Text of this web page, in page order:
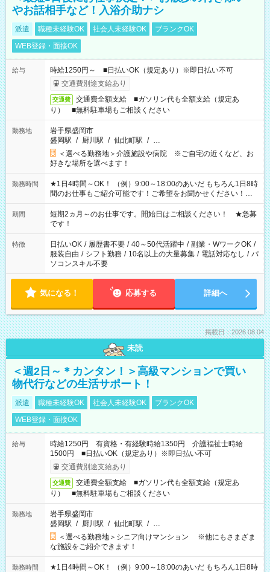
やお話相手など！入浴介助ナシ
派遣 職種未経験OK 社会人未経験OK
ブランクOK
WEB登録・面接OK
給与
時給1250円～ ■日払いOK（規定あり）※即日払い不可
交通費別途支給あり
交通費
交通費全額支給 ■ガソリン代も全額支給（規定あ
り） ■無料駐車場もご相談ください
勤務地
岩手県盛岡市
盛岡駅 / 厨川駅 / 仙北町駅 / …
＜選べる勤務地＞介護施設や病院 ※ご自宅の近くなど、お
好きな場所を選べます！
勤務時間
★1日4時間～OK！ （例）9:00～18:00のあいだ もちろん1日8時
間のお仕事もご紹介可能です！ご希望をお聞かせください！★
家庭の都合でお休みが必要な場合も遠慮なくご相談ください。
※週最低15時間以上の勤務が必要です
期間
短期2ヵ月～のお仕事です。開始日はご相談ください！ ★急募
です！
特徴 日払いOK / 履歴書不要 / 40～50代活躍中 / 副業・WワークOK /
服装自由 / シフト勤務 / 10名以上の大量募集 / 電話対応なし / パ
ソコンスキル不要
気になる！ 応募する 詳細へ
掲載日：2026.08.04
未読
＜週2日～＊カンタン！＞高級マンションで買い
物代行などの生活サポート！
派遣 職種未経験OK 社会人未経験OK
ブランクOK
WEB登録・面接OK
給与
時給1250円 有資格・有経験時給1350円 介護福祉士時給
1500円 ■日払いOK（規定あり）※即日払い不可
交通費別途支給あり
交通費
交通費全額支給 ■ガソリン代も全額支給（規定あ
り） ■無料駐車場もご相談ください
勤務地
岩手県盛岡市
盛岡駅 / 厨川駅 / 仙北町駅 / …
＜選べる勤務地＞シニア向けマンション ※他にもさまざま
な施設をご紹介できます！
勤務時間
★1日4時間～OK！ （例）9:00～18:00のあいだ もちろん1日8時